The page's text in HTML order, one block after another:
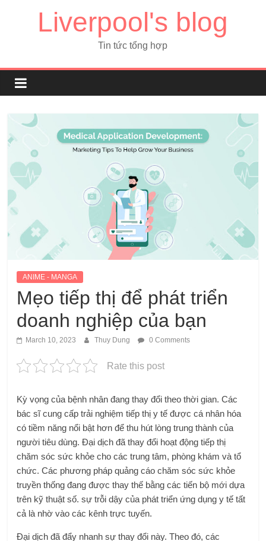
Liverpool's blog
Tin tức tổng hợp
ANIME - MANGA
Mẹo tiếp thị để phát triển
doanh nghiệp của bạn
March 10, 2023 Thuy Dung 0 Comments
Rate this post
Kỳ vọng của bệnh nhân đang thay đổi theo thời gian. Các
bác sĩ cung cấp trải nghiệm tiếp thị y tế được cá nhân hóa
có tiềm năng nổi bật hơn để thu hút lòng trung thành của
người tiêu dùng. Đại dịch đã thay đổi hoạt động tiếp thị
chăm sóc sức khỏe cho các trung tâm, phòng khám và tổ
chức. Các phương pháp quảng cáo chăm sóc sức khỏe
truyền thống đang được thay thế bằng các tiến bộ mới dựa
trên kỹ thuật số. sự trỗi dậy của phát triển ứng dụng y tếtất
cả là nhờ vào các kênh trực tuyến.
Đại dịch đã đẩy nhanh sự thay đổi này. Theo đó, các